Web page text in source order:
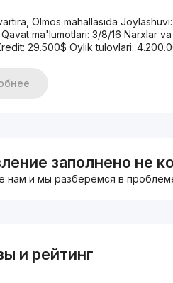
Olmos mahallasida
ma'lumotlari: 3/8/16 Narxlar
29.500$ Oylik tulovlari:
заполнено не
нам и мы разберёмся в
и рейтинг